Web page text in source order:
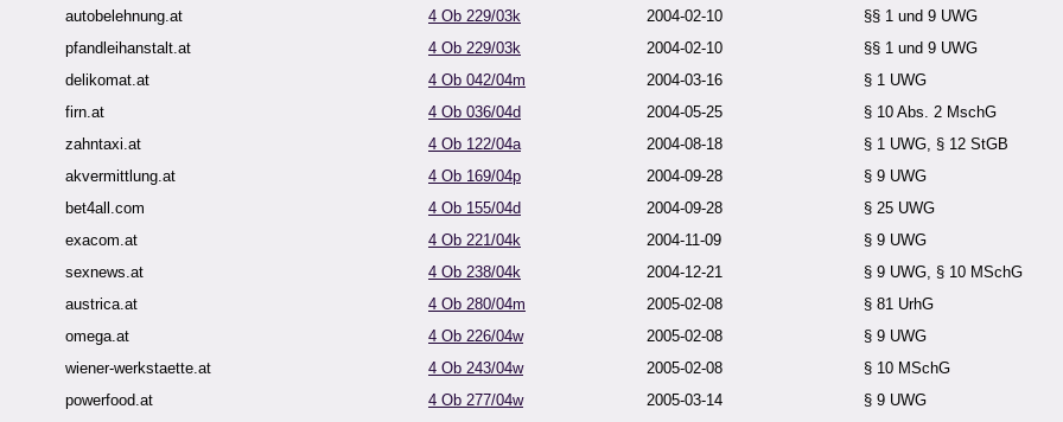
autobelehnung.at 4 Ob 229/03k 2004-02-10
§§ 1 und 9 UWG
pfandleihanstalt.at
4 Ob 229/03k 2004-02-10
§§ 1 und 9 UWG
delikomat.at
4 Ob 042/04m 2004-03-16
§ 1 UWG
firn.at
4 Ob 036/04d 2004-05-25
§ 10 Abs. 2 MschG
zahntaxi.at
4 Ob 122/04a 2004-08-18
§ 1 UWG, § 12 StGB
akvermittlung.at
4 Ob 169/04p 2004-09-28
§ 9 UWG
bet4all.com
4 Ob 155/04d 2004-09-28
§ 25 UWG
exacom.at
4 Ob 221/04k 2004-11-09
§ 9 UWG
sexnews.at
4 Ob 238/04k 2004-12-21
§ 9 UWG, § 10 MSchG
austrica.at
4 Ob 280/04m 2005-02-08
§ 81 UrhG
omega.at
4 Ob 226/04w 2005-02-08
§ 9 UWG
wiener-werkstaette.at
4 Ob 243/04w 2005-02-08
§ 10 MSchG
powerfood.at
4 Ob 277/04w 2005-03-14
§ 9 UWG